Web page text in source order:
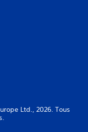
Ltd., 2026. Tous